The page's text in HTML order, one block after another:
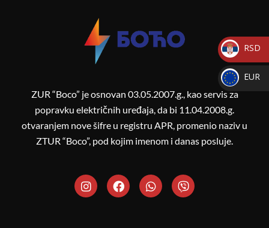
ZUR “Boco” je osnovan 03.05.2007.g., kao servis za
popravku električnih uređaja, da bi 11.04.2008.g.
otvaranjem nove šifre u registru APR, promenio naziv u
ZTUR “Boco”, pod kojim imenom i danas posluje.
I
n
s
F
a
c
W
h
a
V
i
b
_
RSD
RSD
_
EUR
EUR